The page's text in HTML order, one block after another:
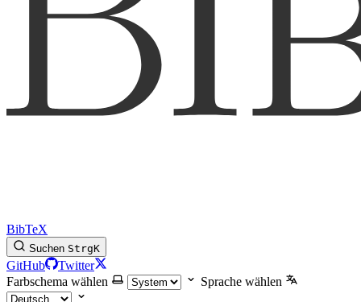
BibTeX
Suchen StrgK
GitHub
Twitter
Farbschema wählen
Sprache wählen